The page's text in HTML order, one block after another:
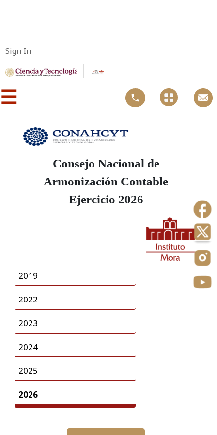
Sign In
|
☰
Consejo Nacional de
Armonización Contable
Ejercicio 2026
2019
2022
2023
2024
2025
2026